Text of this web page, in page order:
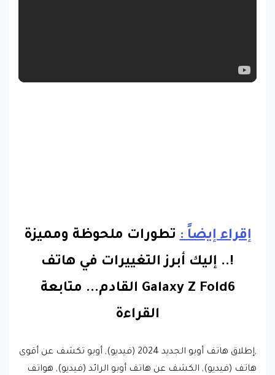
إقراء إيضاً : تطورات ملحوظة ومميزة
!.. إليك أبرز التغييرات في هاتف
Galaxy Z Fold6 القادم.
.. متابعة
القراءة
,إطلاق هاتف أوبو الجديد 2024 (فيديو), أوبو تكشف عن أقوى
هاتف (فيديو), الكشف عن هاتف أوبو الرائد (فيديو), هواتف